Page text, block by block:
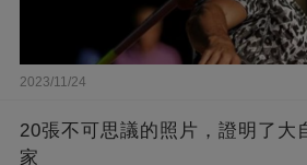
2023/11/24
20張不可思議的照片，證明了大
家